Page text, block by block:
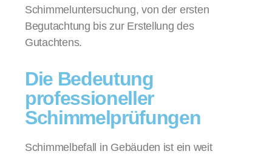
Schimmeluntersuchung, von der ersten
Begutachtung bis zur Erstellung des
Gutachtens.
Die Bedeutung
professioneller
Schimmelprüfungen
Schimmelbefall in Gebäuden ist ein weit